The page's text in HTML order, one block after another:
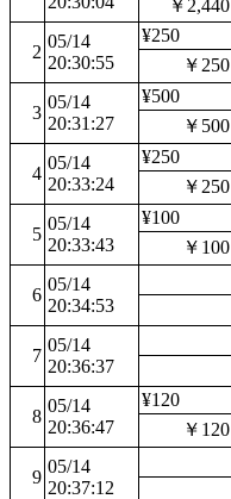
￥2,440
2
05/14
20:30:55
¥250
￥250
3
05/14
20:31:27
¥500
￥500
4
05/14
20:33:24
¥250
￥250
5
05/14
20:33:43
¥100
￥100
6
05/14
20:34:53
7
05/14
20:36:37
8
05/14
20:36:47
¥120
￥120
9
05/14
20:37:12